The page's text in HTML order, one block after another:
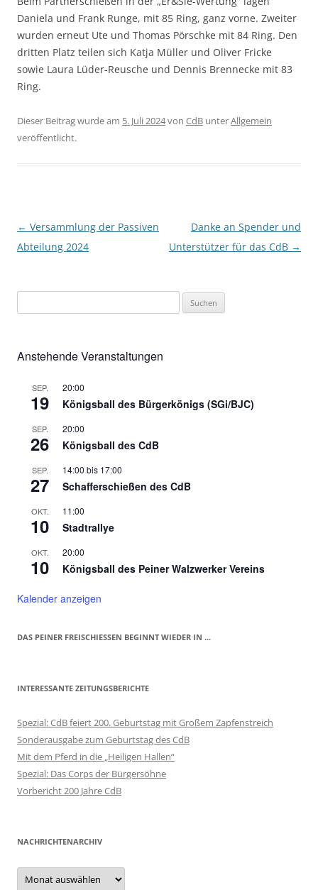
Daniela und Frank Runge, mit 85 Ring, ganz vorne. Zweiter
wurden erneut Ute und Thomas Pörschke mit 84 Ring. Den
dritten Platz teilen sich Katja Müller und Oliver Fricke
sowie Laura Lüder-Reusche und Dennis Brennecke mit 83
Ring.
Dieser Beitrag wurde am 5. Juli 2024von CdB unterAllgemein
veröffentlicht.
Beitragsnavigation
← Versammlung der Passiven
Abteilung 2024
Danke an Spender und
Unterstützer für das CdB →
nach:
Anstehende Veranstaltungen
SEP.
19
20:00
Königsball des Bürgerkönigs (SGi/BJC)
SEP.
26
20:00
Königsball des CdB
SEP.
27
14:00 bis 17:00
Schafferschießen des CdB
OKT.
10
11:00
Stadtrallye
OKT.
10
20:00
Königsball des Peiner Walzwerker Vereins
Kalender anzeigen
DAS PEINER FREISCHIESSEN BEGINNT WIEDER IN ...
INTERESSANTE ZEITUNGSBERICHTE
Spezial: CdB feiert 200. Geburtstag mit Großem Zapfenstreich
Sonderausgabe zum Geburtstag des CdB
Mit dem Pferd in die „Heiligen Hallen“
Spezial: Das Corps der Bürgersöhne
Vorbericht 200 Jahre CdB
NACHRICHTENARCHIV
Nachrichtenarchiv